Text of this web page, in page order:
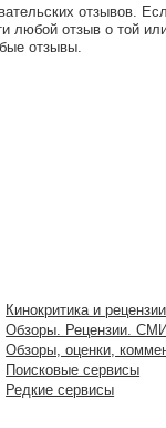
отзывов.
любой отзыв о той
отзывы.
Кинокритика и рецензии
Обзоры. Рецензии. СМИ
Обзоры, оценки,
Поисковые сервисы
Редкие сервисы